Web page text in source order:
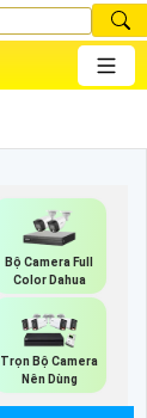
Bộ Camera Full
Color Dahua
Trọn Bộ Camera
Nên Dùng